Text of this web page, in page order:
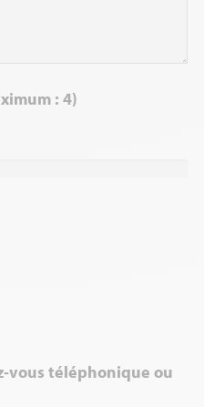
: 4)
vous téléphonique ou